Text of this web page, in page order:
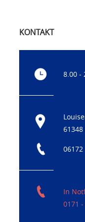
KONTAKT
8.00 -
06172
In
0171